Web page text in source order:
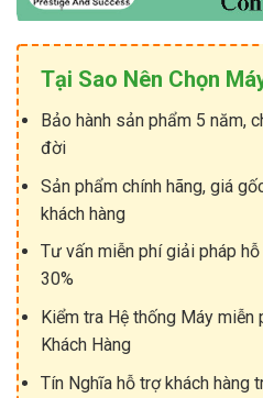
Tại Sao Nên Chọn
Bảo hành sản phẩm 5 năm,
đời
Sản phẩm chính hãng, giá
khách hàng
Tư vấn miễn phí giải pháp
30%
Kiểm tra Hệ thống Máy miễn
Khách Hàng
Tín Nghĩa hỗ trợ khách hàng